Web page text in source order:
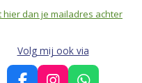
hier dan je mailadres achter
Volg mij ook via